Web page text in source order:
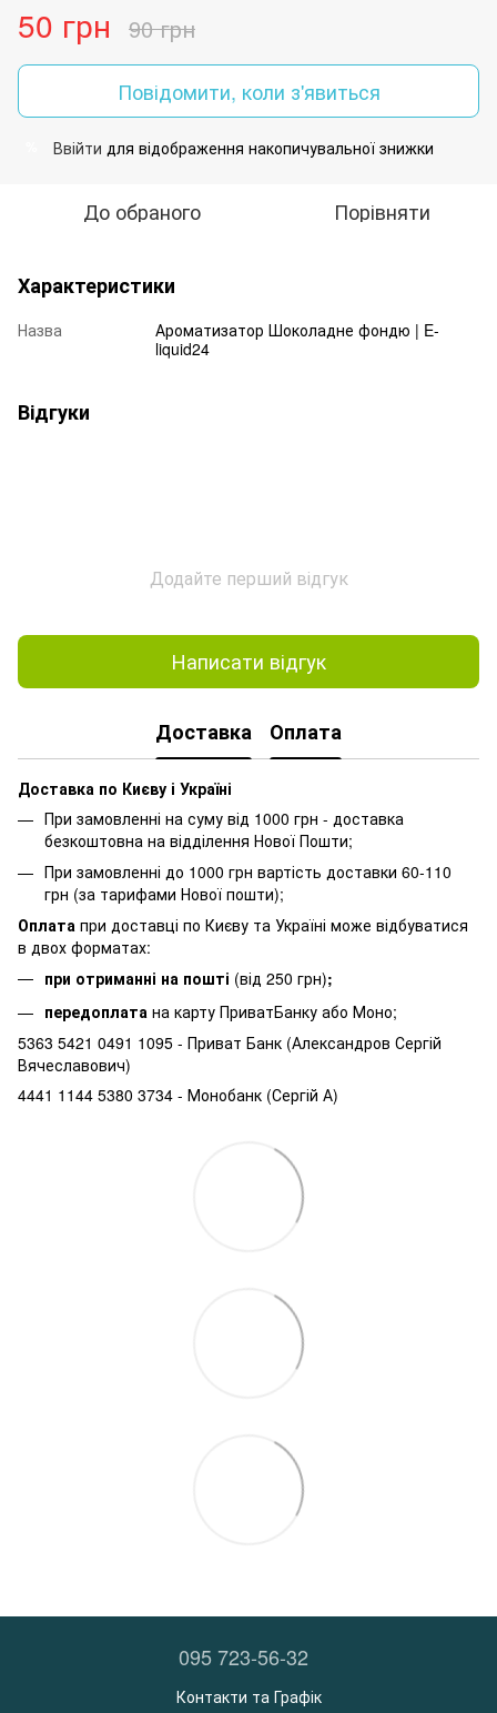
50 грн 90 грн
Повідомити, коли з'явиться
Ввійти для відображення накопичувальної знижки
До обраного Порівняти
Характеристики
Назва
Ароматизатор Шоколадне фондю | E-
liquid24
Відгуки
Додайте перший відгук
Написати відгук
Доставка Оплата
Доставка по Києву і Україні
При замовленні на суму від 1000 грн - доставка
безкоштовна на відділення Нової Пошти;
При замовленні до 1000 грн вартість доставки 60-110
грн (за тарифами Нової пошти);
Оплата при доставці по Києву та Україні може відбуватися
в двох форматах:
при отриманні на пошті (від 250 грн);
передоплата на карту ПриватБанку або Моно;
5363 5421 0491 1095 - Приват Банк (Александров Сергій
Вячеславович)
4441 1144 5380 3734 - Монобанк (Сергій А)
095 723-56-32
Контакти та Графік